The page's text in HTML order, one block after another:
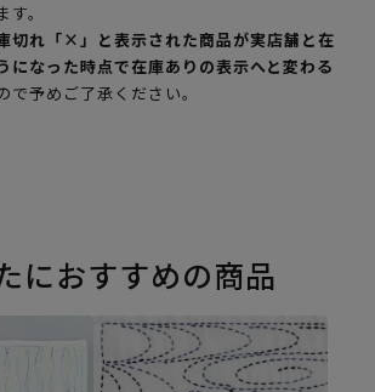
。
切れ「×」と表示された商品が実店舗と在
になった時点で在庫ありの表示へと変わる
で予めご了承ください。
におすすめの商品